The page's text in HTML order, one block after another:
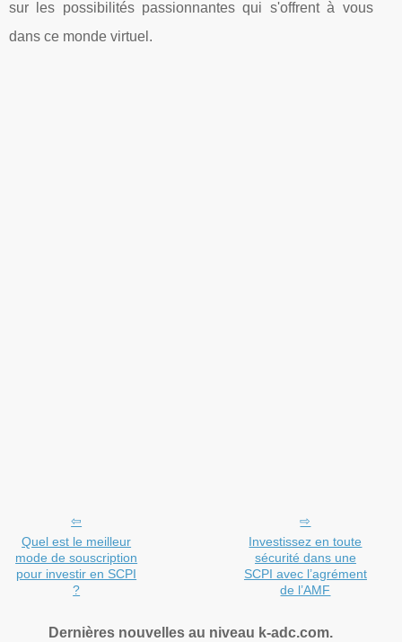
sur les possibilités passionnantes qui s'offrent à vous
dans ce monde virtuel.
Quel est le meilleur
mode de souscription
pour investir en SCPI
?
Investissez en toute
sécurité dans une
SCPI avec l’agrément
de l’AMF
Dernières nouvelles au niveau k-adc.com.